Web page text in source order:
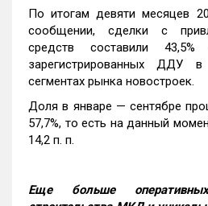
По итогам девяти месяцев
сообщении, сделки с
средств составили
зарегистрированных
сегментах рынка новостроек.
Доля в январе — сентябре
57,7%, то есть на данный
14,2 п. п.
Еще больше